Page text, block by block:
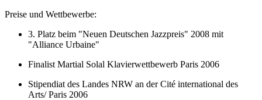
Preise und Wettbewerbe:
3. Platz beim "Neuen Deutschen Jazzpreis" 2008 mit
"Alliance Urbaine"
Finalist Martial Solal Klavierwettbewerb Paris 2006
Stipendiat des Landes NRW an der Cité international des
Arts/ Paris 2006